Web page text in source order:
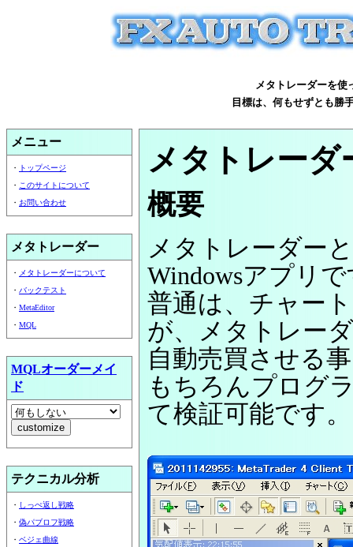
メタトレーダーを使
目標は、何もせずとも勝
メタトレーダ
概要
メタトレーダー
Windowsアプリ
普通は、チャー
が、メタトレー
自動売買させる
もちろんプログ
て検証可能です。
メニュー
・
トップページ
・ このサイトについて
・ お問い合わせ
メタトレーダー
・
メタトレーダーについて
・ バックテスト
・ MetaEditor
・ MQL
MQLオーダーメイ
ド
テクニカル分析
・ しっぺ返し戦略
・ 偽パブロフ戦略
・ ベジェ曲線